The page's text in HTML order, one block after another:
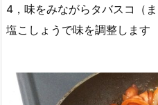
4，味をみながらタバスコ（
塩こしょうで味を調整します